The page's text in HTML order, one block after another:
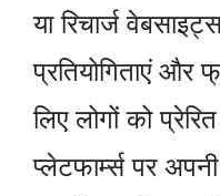
या रिचार्ज
प्रतियोगिताएं और
लिए लोगों को
प्लेटफार्म्स पर